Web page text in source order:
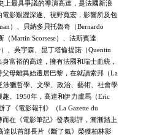
上最具爭議的導演高達，是法國新浪
影艱澀深遂、視野寬宏，影響所及包
）、貝納多貝托魯奇（Bernardo
Martin Scorsese）、法斯賓達
）、吳宇森、昆丁塔倫提諾（Quentin
富裕的高達，擁有法國和瑞士血統，
母離異始遷居巴黎，在就讀索邦（La
涉獵哲學、文學、政治、藝術、社會學
。1950年，高達和伊力盧馬（Eric
了《電影報刊》（La Gazette du
而在《電影筆記》發表影評，漸漸踏上
達以首部長片《斷了氣》榮獲柏林影